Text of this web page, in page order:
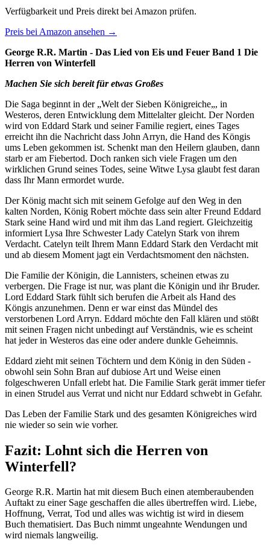
Verfügbarkeit und Preis direkt bei Amazon prüfen.
Preis bei Amazon ansehen →
George R.R. Martin - Das Lied von Eis und Feuer Band 1 Die
Herren von Winterfell
Machen Sie sich bereit für etwas Großes
Die Saga beginnt in der „Welt der Sieben Königreiche„, in
Westeros, deren Entwicklung dem Mittelalter gleicht. Der Norden
wird von Eddard Stark und seiner Familie regiert, eines Tages
erreicht ihn die Nachricht dass John Arryn, die Hand des Köngis
ums Leben gekommen ist. Schenkt man den Heilern glauben, dann
starb er am Fiebertod. Doch ranken sich viele Fragen um den
wirklichen Grund seines Todes, seine Witwe Lysa glaubt fest daran
dass Ihr Mann ermordet wurde.
Der König macht sich mit seinem Gefolge auf den Weg in den
kalten Norden, König Robert möchte dass sein alter Freund Eddard
Stark seine Hand wird und mit ihm das Land regiert. Gleichzeitig
informiert Lysa Ihre Schwester Lady Catelyn Stark von ihrem
Verdacht. Catelyn teilt Ihrem Mann Eddard Stark den Verdacht mit
und ab diesem Moment jagt ein Verdachtsmoment den nächsten.
Die Familie der Königin, die Lannisters, scheinen etwas zu
verbergen. Die Frage ist nur, was plant die Königin und ihr Bruder.
Lord Eddard Stark fühlt sich berufen die Arbeit als Hand des
Köngis anzunehmen. Denn er war einst das Mündel des
verstorbenen Lord Arryn. Eddard möchte den Fall klären und stößt
mit seinen Fragen nicht unbedingt auf Verständnis, wie es scheint
hat jeder in Westeros das eine oder andere dunkle Geheimnis.
Eddard zieht mit seinen Töchtern und dem König in den Süden -
obwohl sein Sohn Bran auf dubiose Art und Weise einen
folgeschweren Unfall erlebt hat. Die Familie Stark gerät immer tiefer
in einen Strudel aus Verrat und nicht nur Eddard schwebt in Gefahr.
Das Leben der Familie Stark und des gesamten Königreiches wird
nie wieder so sein wie vorher.
Fazit: Lohnt sich die Herren von
Winterfell?
George R.R. Martin hat mit diesem Buch einen atemberaubenden
Auftakt zu einer Sage geschaffen die alles übertreffen wird. Liebe,
Hoffnung, Verrat, Tod und alles was wichtig ist wird in diesem
Buch thematisiert. Das Buch nimmt ungeahnte Wendungen und
wird niemals langweilig.